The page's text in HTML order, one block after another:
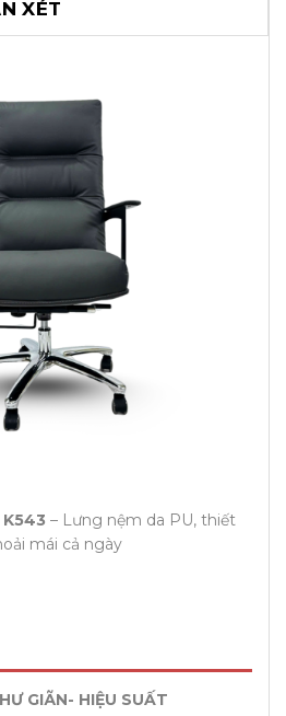
XÉT
– Lưng nệm da PU, thiết
mái cả ngày
GIÃN- HIỆU SUẤT